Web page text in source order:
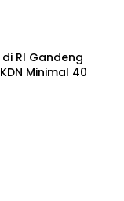
RI Gandeng
Minimal 40